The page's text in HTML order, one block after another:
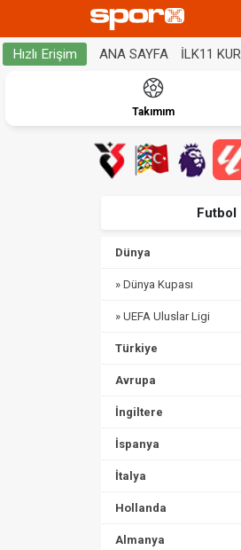
Hızlı Erişim ANA SAYFA İLK11 KUR
Takımım
Futbol
Dünya
» Dünya Kupası
» UEFA Uluslar Ligi
Türkiye
Avrupa
İngiltere
İspanya
İtalya
Hollanda
Almanya